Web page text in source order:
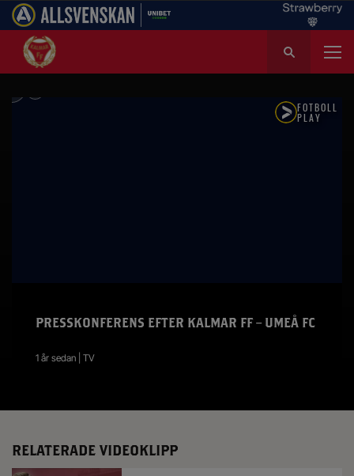
k
f
PRESSKONFERENS EFTER KALMAR FF – UMEÅ FC
1 år sedan | TV
RELATERADE VIDEOKLIPP